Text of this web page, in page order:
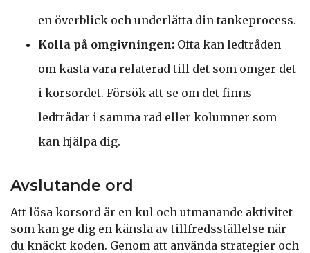
en överblick och underlätta din tankeprocess.
Kolla på omgivningen: Ofta kan ledtråden
om kasta vara relaterad till det som omger det
i korsordet. Försök att se om det finns
ledtrådar i samma rad eller kolumner som
kan hjälpa dig.
Avslutande ord
Att lösa korsord är en kul och utmanande aktivitet
som kan ge dig en känsla av tillfredsställelse när
du knäckt koden. Genom att använda strategier och